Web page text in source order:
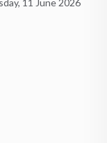
11 June 2026